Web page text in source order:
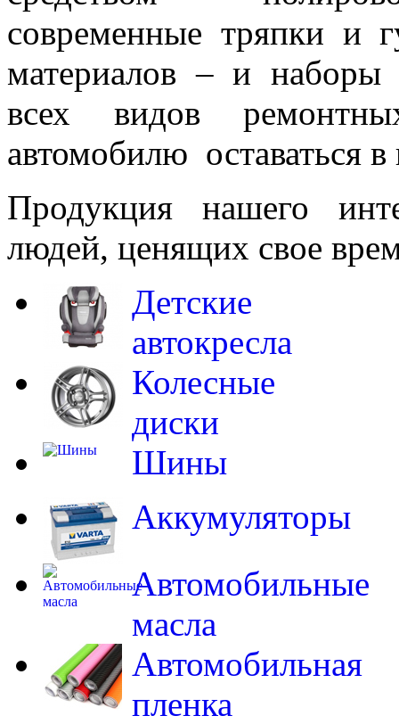
современные тряпки и
материалов – и наборы
всех видов
автомобилю оставаться
Продукция нашего
людей, ценящих свое
Детские
автокресла
Колесные
диски
Шины
Аккумуляторы
Автомобильные
масла
Автомобильная
пленка